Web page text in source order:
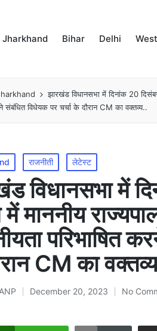
Jharkhand Bihar Delhi
झारखंड विधानसभा में दिनांक 20
संबंधित विधेयक पर चर्चा के दौरान CM का वक्तव्य..
राजनीती लेटेस्ट
विधानसभा में
माननीय
परिभाषित
CM का
December 20, 2023 No